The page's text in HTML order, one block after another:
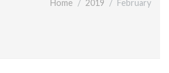
Home 2019 February